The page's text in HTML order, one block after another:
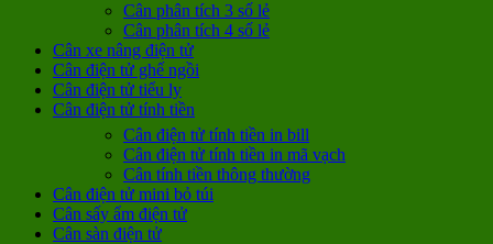
Cân phân tích 3 số lẻ
Cân phân tích 4 số lẻ
Cân xe nâng điện tử
Cân điện tử ghế ngồi
Cân điện tử tiểu ly
Cân điện tử tính tiền
Cân điện tử tính tiền in bill
Cân điện tử tính tiền in mã vạch
Cân tính tiền thông thường
Cân điện tử mini bỏ túi
Cân sấy ẩm điện tử
Cân sàn điện tử